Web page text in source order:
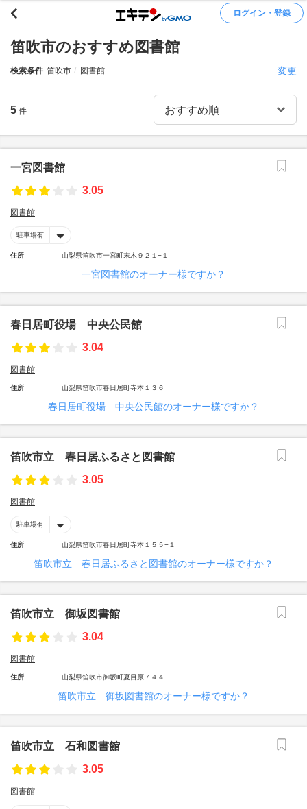
ログイン・登録
笛吹市のおすすめ図書館
検索条件 笛吹市 図書館 変更
5 件
一宮図書館
3.05
図書館
駐車場有
住所 山梨県笛吹市一宮町末木９２１−１
一宮図書館のオーナー様ですか？
春日居町役場 中央公民館
3.04
図書館
住所 山梨県笛吹市春日居町寺本１３６
春日居町役場 中央公民館のオーナー様ですか？
笛吹市立 春日居ふるさと図書館
3.05
図書館
駐車場有
住所 山梨県笛吹市春日居町寺本１５５−１
笛吹市立 春日居ふるさと図書館のオーナー様ですか？
笛吹市立 御坂図書館
3.04
図書館
住所 山梨県笛吹市御坂町夏目原７４４
笛吹市立 御坂図書館のオーナー様ですか？
笛吹市立 石和図書館
3.05
図書館